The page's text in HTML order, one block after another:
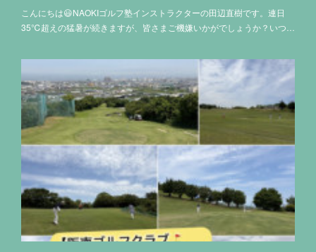
こんにちは😃NAOKIゴルフ塾インストラクターの田辺直樹です。連日
35℃超えの猛暑が続きますが、皆さまご機嫌いかがでしょうか？いつ…